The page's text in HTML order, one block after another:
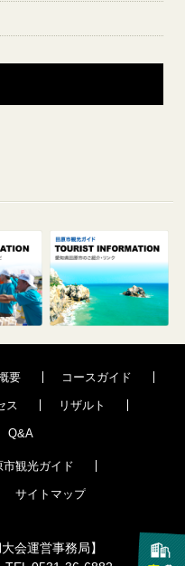
要 コースガイド
ス リザルト
Q&A
市観光ガイド
サイトマップ
会運営事務局】